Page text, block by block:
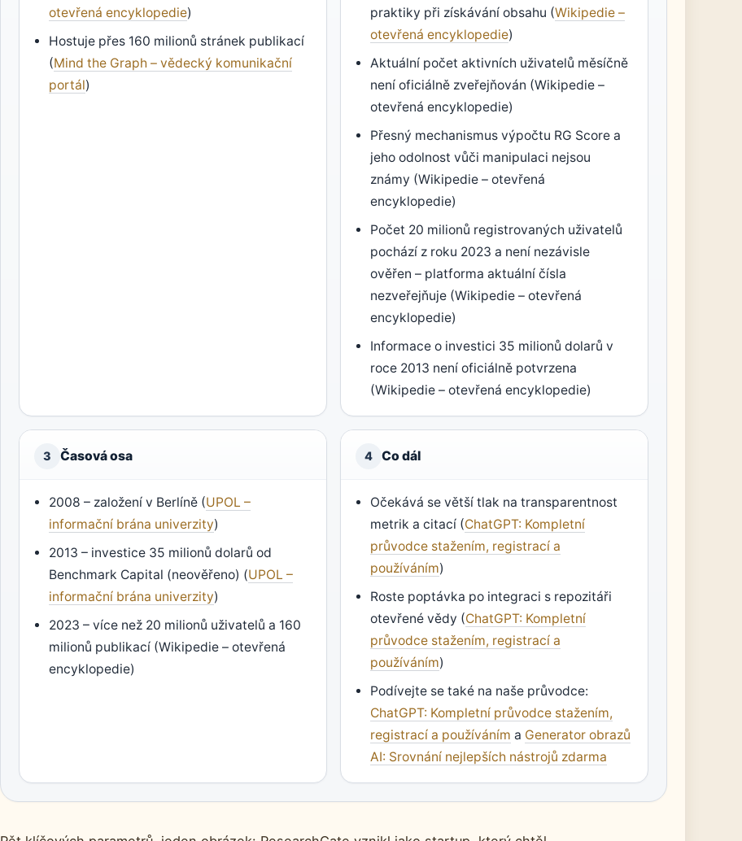
otevřená encyklopedie)
Hostuje přes 160 milionů stránek publikací
(Mind the Graph – vědecký komunikační
portál)
praktiky při získávání obsahu (Wikipedie –
otevřená encyklopedie)
Aktuální počet aktivních uživatelů měsíčně
není oficiálně zveřejňován (Wikipedie –
otevřená encyklopedie)
Přesný mechanismus výpočtu RG Score a
jeho odolnost vůči manipulaci nejsou
známy (Wikipedie – otevřená
encyklopedie)
Počet 20 milionů registrovaných uživatelů
pochází z roku 2023 a není nezávisle
ověřen – platforma aktuální čísla
nezveřejňuje (Wikipedie – otevřená
encyklopedie)
Informace o investici 35 milionů dolarů v
roce 2013 není oficiálně potvrzena
(Wikipedie – otevřená encyklopedie)
3 Časová osa
2008 – založení v Berlíně (UPOL –
informační brána univerzity)
2013 – investice 35 milionů dolarů od
Benchmark Capital (neověřeno) (UPOL –
informační brána univerzity)
2023 – více než 20 milionů uživatelů a 160
milionů publikací (Wikipedie – otevřená
encyklopedie)
4 Co dál
Očekává se větší tlak na transparentnost
metrik a citací (ChatGPT: Kompletní
průvodce stažením, registrací a
používáním)
Roste poptávka po integraci s repozitáři
otevřené vědy (ChatGPT: Kompletní
průvodce stažením, registrací a
používáním)
Podívejte se také na naše průvodce:
ChatGPT: Kompletní průvodce stažením,
registrací a používáním a Generator obrazů
AI: Srovnání nejlepších nástrojů zdarma